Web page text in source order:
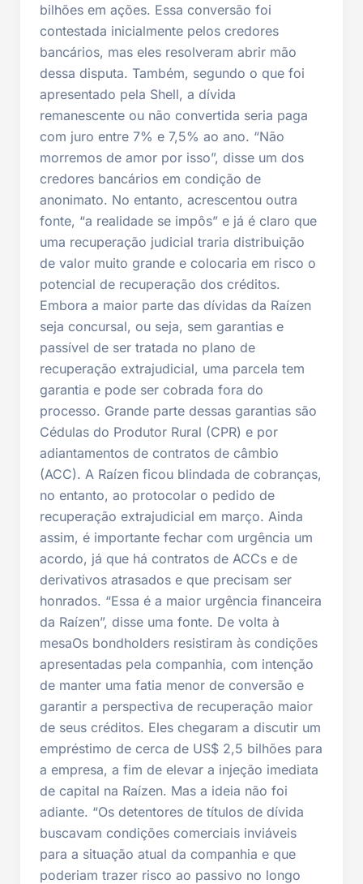
bilhões em ações. Essa conversão foi
contestada inicialmente pelos credores
bancários, mas eles resolveram abrir mão
dessa disputa. Também, segundo o que foi
apresentado pela Shell, a dívida
remanescente ou não convertida seria paga
com juro entre 7% e 7,5% ao ano. “Não
morremos de amor por isso”, disse um dos
credores bancários em condição de
anonimato. No entanto, acrescentou outra
fonte, “a realidade se impôs” e já é claro que
uma recuperação judicial traria distribuição
de valor muito grande e colocaria em risco o
potencial de recuperação dos créditos.
Embora a maior parte das dívidas da Raízen
seja concursal, ou seja, sem garantias e
passível de ser tratada no plano de
recuperação extrajudicial, uma parcela tem
garantia e pode ser cobrada fora do
processo. Grande parte dessas garantias são
Cédulas do Produtor Rural (CPR) e por
adiantamentos de contratos de câmbio
(ACC). A Raízen ficou blindada de cobranças,
no entanto, ao protocolar o pedido de
recuperação extrajudicial em março. Ainda
assim, é importante fechar com urgência um
acordo, já que há contratos de ACCs e de
derivativos atrasados e que precisam ser
honrados. “Essa é a maior urgência financeira
da Raízen”, disse uma fonte. De volta à
mesaOs bondholders resistiram às condições
apresentadas pela companhia, com intenção
de manter uma fatia menor de conversão e
garantir a perspectiva de recuperação maior
de seus créditos. Eles chegaram a discutir um
empréstimo de cerca de US$ 2,5 bilhões para
a empresa, a fim de elevar a injeção imediata
de capital na Raízen. Mas a ideia não foi
adiante. “Os detentores de títulos de dívida
buscavam condições comerciais inviáveis
para a situação atual da companhia e que
poderiam trazer risco ao passivo no longo